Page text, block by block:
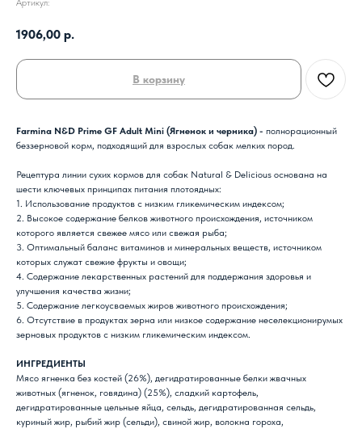
Артикул:
1906,00 р.
В корзину
Farmina N&D Prime GF Adult Mini (Ягненок и черника) - полнорационный
беззерновой корм, подходящий для взрослых собак мелких пород.
Рецептура линии сухих кормов для собак Natural & Delicious основана на
шести ключевых принципах питания плотоядных:
1. Использование продуктов с низким гликемическим индексом;
2. Высокое содержание белков животного происхождения, источником
которого является свежее мясо или свежая рыба;
3. Оптимальный баланс витаминов и минеральных веществ, источником
которых служат свежие фрукты и овощи;
4. Содержание лекарственных растений для поддержания здоровья и
улучшения качества жизни;
5. Содержание легкоусваемых жиров животного происхождения;
6. Отсутствие в продуктах зерна или низкое содержание неселекционирумых
зерновых продуктов с низким гликемическим индексом.
ИНГРЕДИЕНТЫ
Мясо ягненка без костей (26%), дегидратированные белки жвачных
животных (ягненок, говядина) (25%), сладкий картофель,
дегидратированные цельные яйца, сельдь, дегидратированная сельдь,
куриный жир, рыбий жир (сельди), свиной жир, волокна гороха,